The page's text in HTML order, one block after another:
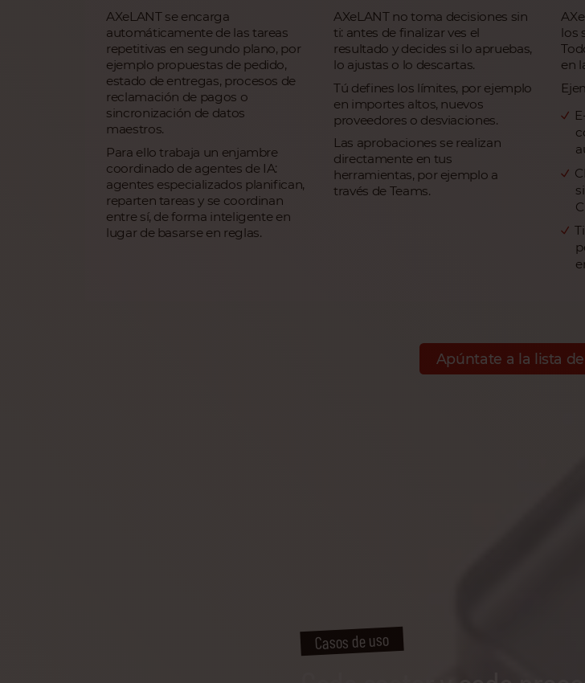
AXeLANT se encarga
automáticamente de las tareas
repetitivas en segundo plano, por
ejemplo propuestas de pedido,
estado de entregas, procesos de
reclamación de pagos o
sincronización de datos
maestros.
Para ello trabaja un enjambre
coordinado de agentes de IA:
agentes especializados planifican,
reparten tareas y se coordinan
entre sí, de forma inteligente en
lugar de basarse en reglas.
AXeLANT no toma decisiones sin
ti: antes de finalizar ves el
resultado y decides si lo apruebas,
lo ajustas o lo descartas.
Tú defines los límites, por ejemplo
en importes altos, nuevos
proveedores o desviaciones.
Las aprobaciones se realizan
directamente en tus
herramientas, por ejemplo a
través de Teams.
los
en
Apúntate a la lista
Casos de uso